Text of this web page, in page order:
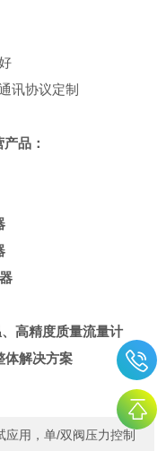
讯协议定制
品：
高精度质量流量计
体解决方案
用，单/双阀压力控制